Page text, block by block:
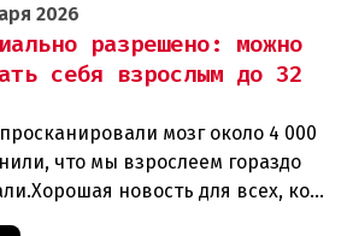
2026
разрешено: можно
себя взрослым до 32
мозг около 4 000
что мы взрослеем гораздо
новость для всех, кому
еще не устроена: